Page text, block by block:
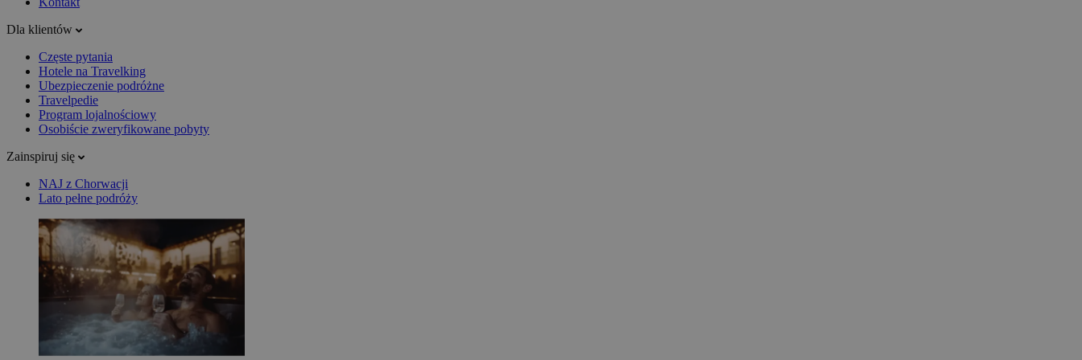
Dla klientów
Częste pytania
Hotele na Travelking
Ubezpieczenie podróżne
Travelpedie
Program lojalnościowy
Osobiście zweryfikowane pobyty
Zainspiruj się
NAJ z Chorwacji
Lato pełne podróży